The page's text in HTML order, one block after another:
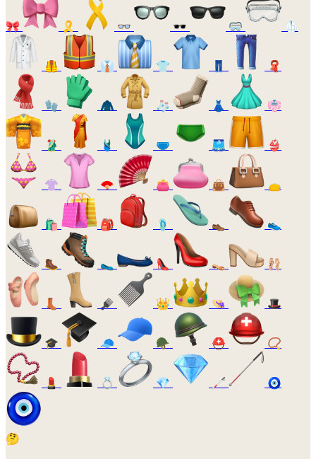
🎀 🎗️ 👓 🕶️ 🥽 🥼
🦺 👔 👕 👖 🧣
🧤 🧥 🧦 👗 👘
🥻 🩱 🩲 🩳 👙
👚 🪭 👛 👜 👝
🛍️ 🎒 🩴 👞 👟
🥾 🥿 👠 👡 🩰
👢 🪮 👑 👒 🎩
🎓 🧢 🪖 ⛑️ 📿
💄 💍 💎 🦯 🧿
🤔